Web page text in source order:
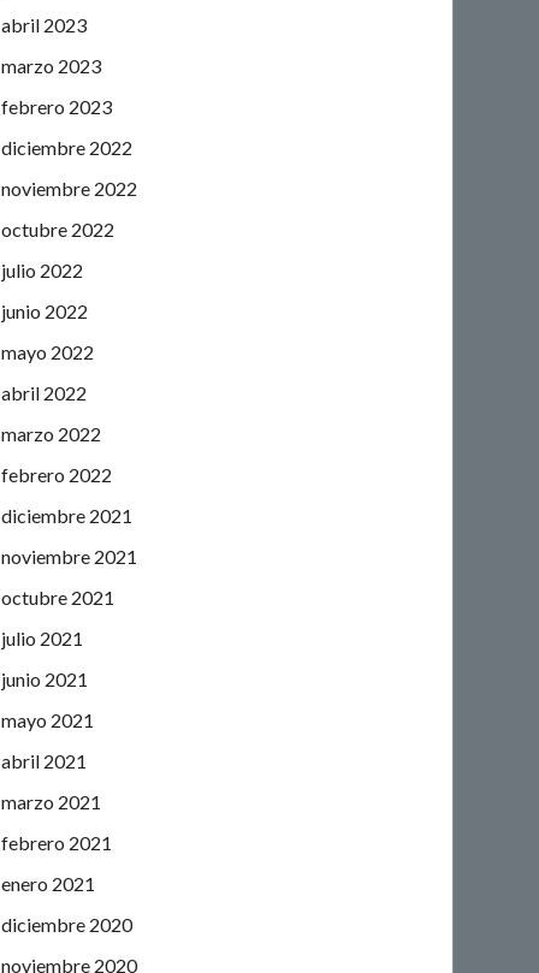
abril 2023
marzo 2023
febrero 2023
diciembre 2022
noviembre 2022
octubre 2022
julio 2022
junio 2022
mayo 2022
abril 2022
marzo 2022
febrero 2022
diciembre 2021
noviembre 2021
octubre 2021
julio 2021
junio 2021
mayo 2021
abril 2021
marzo 2021
febrero 2021
enero 2021
diciembre 2020
noviembre 2020